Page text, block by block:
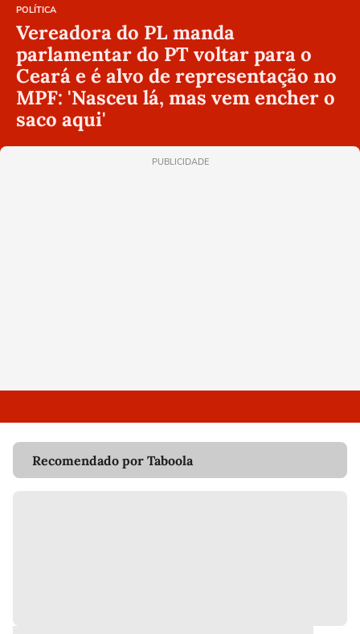
POLÍTICA
Vereadora do PL manda
parlamentar do PT voltar para o
Ceará e é alvo de representação no
MPF: 'Nasceu lá, mas vem encher o
saco aqui'
PUBLICIDADE
Recomendado por Taboola